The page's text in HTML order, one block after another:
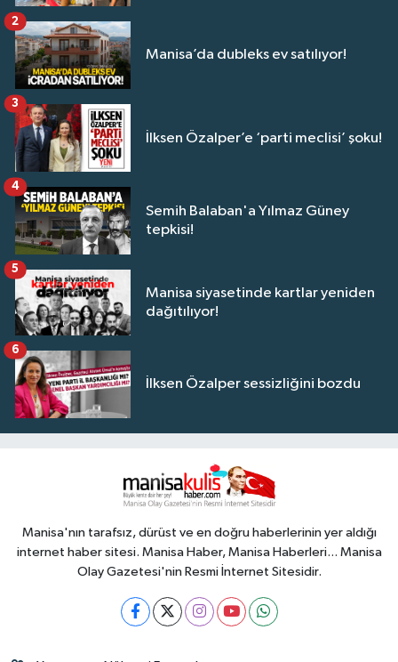
Manisa’da dubleks ev satılıyor!
2
İlksen Özalper’e ‘parti meclisi’ şoku!
3
Semih Balaban'a Yılmaz Güney
tepkisi!
4
Manisa siyasetinde kartlar yeniden
dağıtılıyor!
5
İlksen Özalper sessizliğini bozdu
6
Manisa'nın tarafsız, dürüst ve en doğru haberlerinin yer aldığı
internet haber sitesi. Manisa Haber, Manisa Haberleri... Manisa
Olay Gazetesi'nin Resmi İnternet Sitesidir.